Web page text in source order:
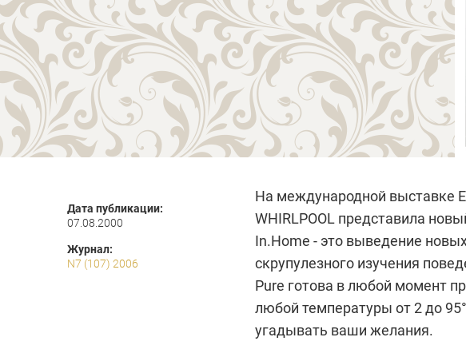
Дата публикации:
07.08.2000
Журнал:
N7 (107) 2006
На международной выставке
WHIRLPOOL представила
In.Home - это выведение
скрупулезного изучения
Pure готова в любой момент
любой температуры от 2 до
угадывать ваши желания.